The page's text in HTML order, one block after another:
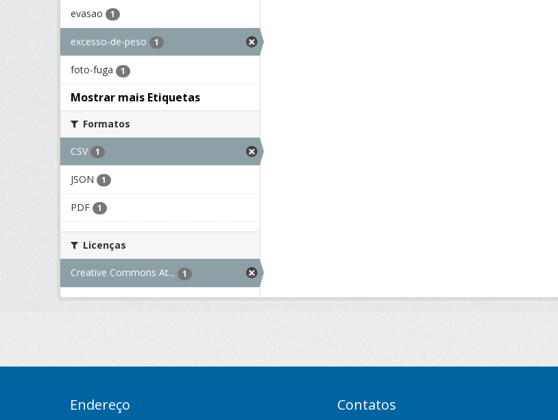
evasao 1
excesso-de-peso 1
foto-fuga 1
Mostrar mais Etiquetas
Formatos
CSV 1
JSON 1
PDF 1
Licenças
Creative Commons At... 1
Endereço Contatos